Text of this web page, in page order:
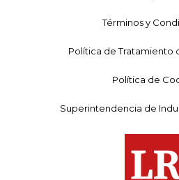
Términos y
Política de Tratamiento
Política de
Superintendencia de